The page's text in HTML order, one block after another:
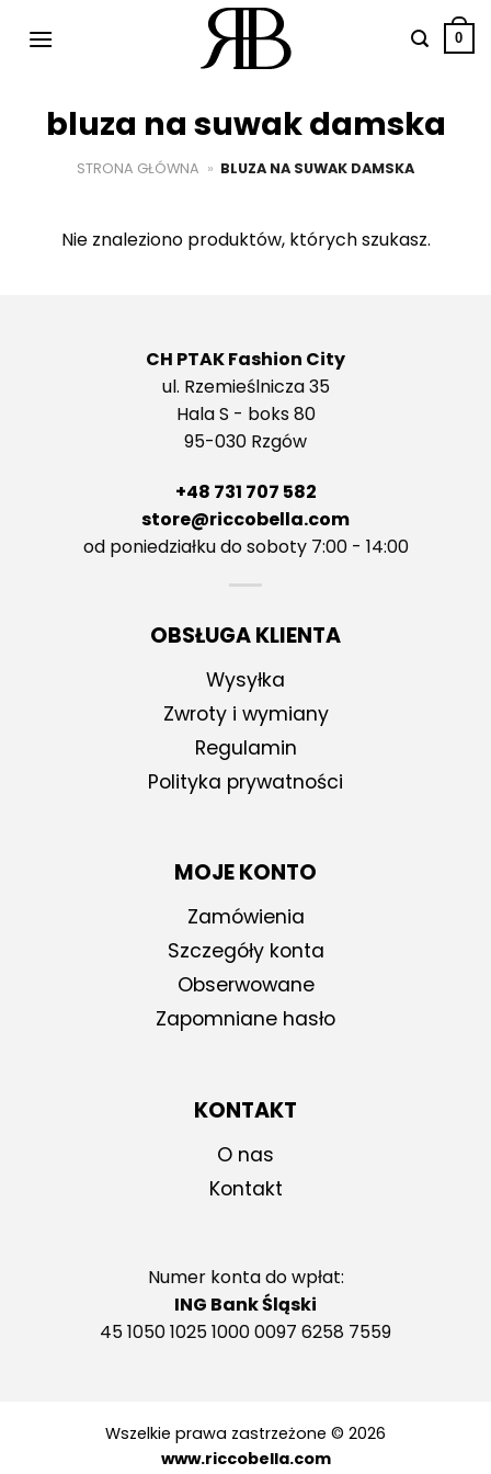
0
bluza na suwak damska
STRONA GŁÓWNA » BLUZA NA SUWAK DAMSKA
Nie znaleziono produktów, których szukasz.
CH PTAK Fashion City
ul. Rzemieślnicza 35
Hala S - boks 80
95-030 Rzgów
+48 731 707 582
store@riccobella.com
od poniedziałku do soboty 7:00 - 14:00
OBSŁUGA KLIENTA
Wysyłka
Zwroty i wymiany
Regulamin
Polityka prywatności
MOJE KONTO
Zamówienia
Szczegóły konta
Obserwowane
Zapomniane hasło
KONTAKT
O nas
Kontakt
Numer konta do wpłat:
ING Bank Śląski
45 1050 1025 1000 0097 6258 7559
Wszelkie prawa zastrzeżone © 2026
www.riccobella.com